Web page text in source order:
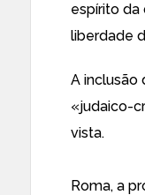
espírito da
liberdade
A inclusão
«judaico-
vista.
Roma, a